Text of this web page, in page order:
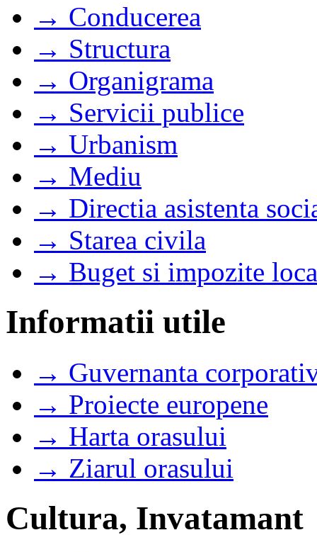
→ Conducerea
→ Structura
→ Organigrama
→ Servicii publice
→ Urbanism
→ Mediu
→ Directia asistenta
→ Starea civila
→ Buget si impozite
Informatii utile
→ Guvernanta
→ Proiecte europene
→ Harta orasului
→ Ziarul orasului
Cultura, Invatamant